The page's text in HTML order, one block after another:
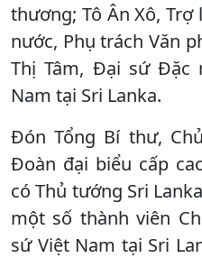
thương; Tô Ân Xô,
nước, Phụ trách Văn
Thị Tâm, Đại sứ Đặc
Nam tại Sri Lanka.
Đón Tổng Bí thư,
Đoàn đại biểu cấp
có Thủ tướng Sri
một số thành viên
sứ Việt Nam tại Sri